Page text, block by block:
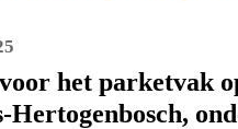
het parketvak